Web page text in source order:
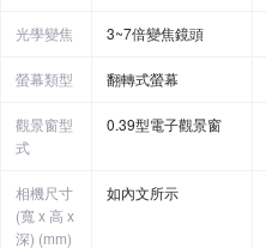
光學變焦 3~7倍變焦鏡頭
螢幕類型 翻轉式螢幕
觀景窗型
式
0.39型電子觀景窗
相機尺寸
(寬 x 高 x
深) (mm)
如內文所示